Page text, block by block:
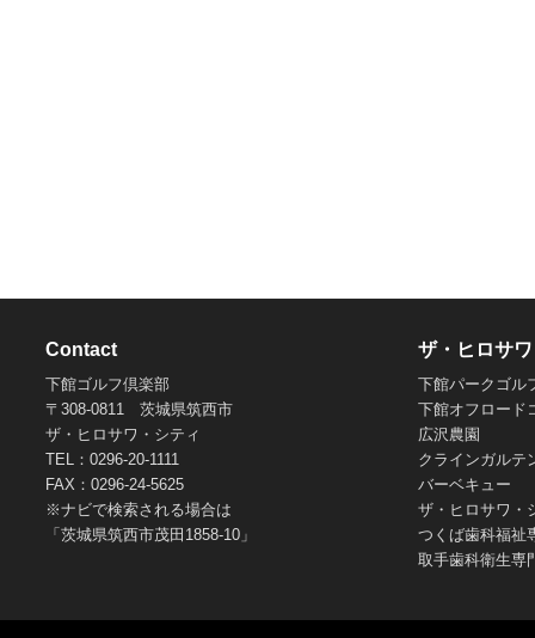
Contact
下館ゴルフ倶楽部
〒308-0811 茨城県筑西市
ザ・ヒロサワ・シティ
TEL：0296-20-1111
FAX：0296-24-5625
※ナビで検索される場合は
「茨城県筑西市茂田1858-10」
ザ・ヒロサ
下館パークゴル
下館オフロード
広沢農園
クラインガルテ
バーベキュー
ザ・ヒロサワ・
つくば歯科福祉
取手歯科衛生専